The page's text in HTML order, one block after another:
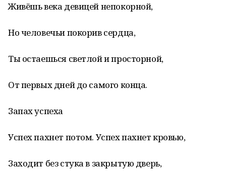
Живёшь века девицей непокорной,
Но человечьи покорив сердца,
Ты остаешься светлой и просторной,
От первых дней до самого конца.
Запах успеха
Успех пахнет потом. Успех пахнет кровью,
Заходит без стука в закрытую дверь,